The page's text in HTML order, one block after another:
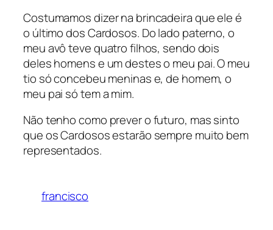
Costumamos dizer na brincadeira que ele é
o último dos Cardosos. Do lado paterno, o
meu avô teve quatro filhos, sendo dois
deles homens e um destes o meu pai. O meu
tio só concebeu meninas e, de homem, o
meu pai só tem a mim.
Não tenho como prever o futuro, mas sinto
que os Cardosos estarão sempre muito bem
representados.
francisco